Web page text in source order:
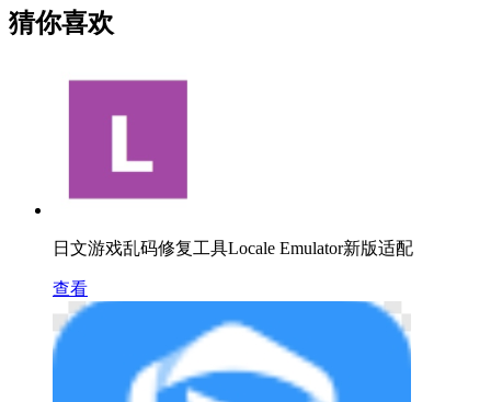
猜你喜欢
日文游戏乱码修复工具Locale Emulator新版适配
查看